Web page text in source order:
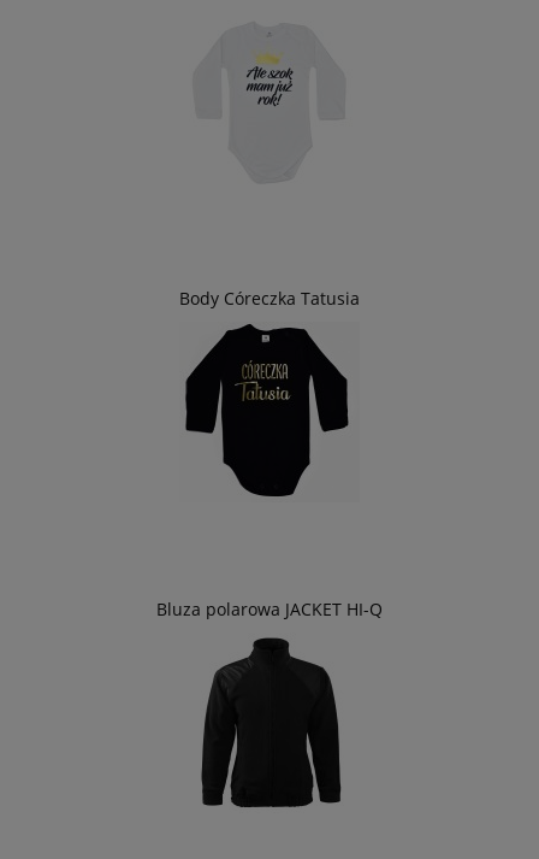
Body Córeczka Tatusia
Bluza polarowa JACKET HI-Q